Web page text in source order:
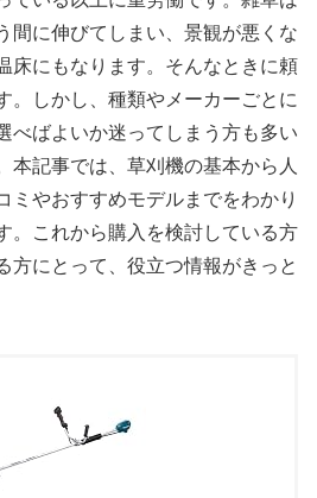
間に伸びてしまい、景観が悪くな
床にもなります。そんなときに頼
。しかし、種類やメーカーごとに
べばよいか迷ってしまう方も多い
本記事では、草刈機の基本から人
ミやおすすめモデルまでをわかり
。これから購入を検討している方
方にとって、役立つ情報がきっと